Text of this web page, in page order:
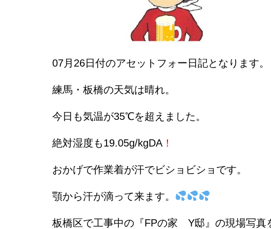
07月26日 付のアセットフォー日記となります。
練馬・板橋の天気は晴れ。
今日も気温が35℃を超えました。
絶対湿度も19.05g/kgDA ！
おかげで作業着が汗でビショビショです。
顎から汗が滴って来ます。
板橋区で工事中の『FPの家 Y邸』の現場写真